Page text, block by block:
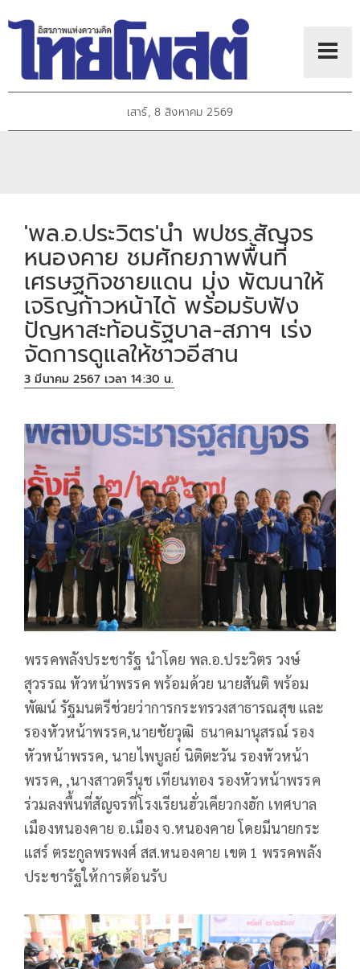
เสาร์, 8 สิงหาคม 2569
'พล.อ.ประวิตร'นำ พปชร.สัญจร
หนองคาย ชมศักยภาพพื้นที่
เศรษฐกิจชายแดน มุ่ง พัฒนาให้
เจริญก้าวหน้าได้ พร้อมรับฟัง
ปัญหาสะท้อนรัฐบาล-สภาฯ เร่ง
จัดการดูแลให้ชาวอีสาน
3 มีนาคม 2567 เวลา 14:30 น.
พรรคพลังประชารัฐ นำโดย พล.อ.ประวิตร วงษ์
สุวรรณ หัวหน้าพรรค พร้อมด้วย นายสันติ พร้อม
พัฒน์ รัฐมนตรีช่วยว่าการกระทรวงสาธารณสุข และ
รองหัวหน้าพรรค,นายชัยวุฒิ ธนาคมานุสรณ์ รอง
หัวหน้าพรรค, นายไพบูลย์ นิติตะวัน รองหัวหน้า
พรรค, ,นางสาวตรีนุช เทียนทอง รองหัวหน้าพรรค
ร่วมลงพื้นที่สัญจรที่โรงเรียนฮั่วเคียวกงฮัก เทศบาล
เมืองหนองคาย อ.เมือง จ.หนองคาย โดยมีนายกระ
แสร์ ตระกูลพรพงศ์ สส.หนองคาย เขต 1 พรรคพลัง
ประชารัฐให้การต้อนรับ